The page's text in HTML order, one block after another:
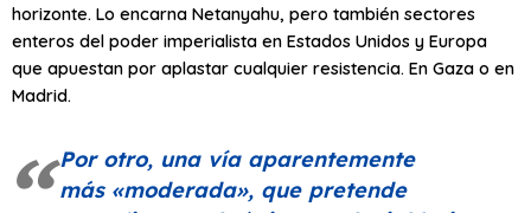
horizonte. Lo encarna Netanyahu, pero también sectores
enteros del poder imperialista en Estados Unidos y Europa
que apuestan por aplastar cualquier resistencia. En Gaza o en
Madrid.
Por otro, una vía aparentemente
más «moderada», que pretende